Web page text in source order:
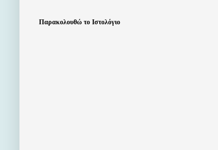
Παρακολουθώ το Ιστολόγιο